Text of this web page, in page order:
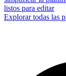
listos para editar
Explorar todas las